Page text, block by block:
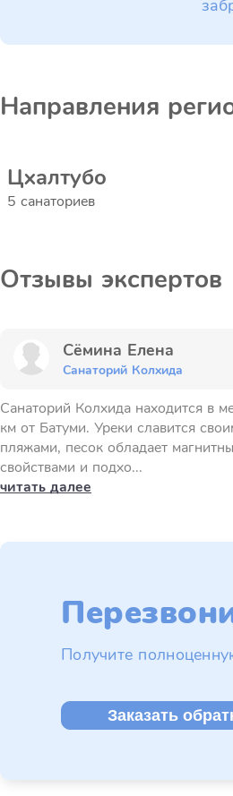
Направления
Цхалтубо
5 санаториев
Отзывы экспертов
Сёмина Елена
Санаторий Колхида
Санаторий Колхида находится в
км от Батуми. Уреки славится
пляжами, песок обладает
свойствами и подхо...
читать далее
Получите
Заказать